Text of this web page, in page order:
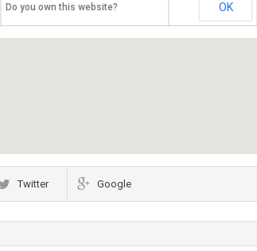
Do you own this website? OK
Twitter Google